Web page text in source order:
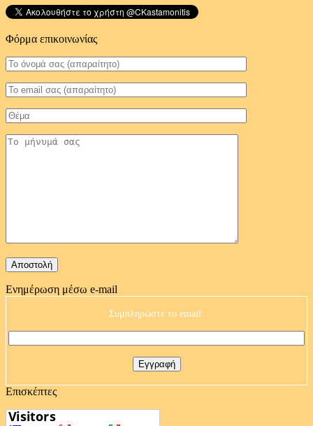
Φόρμα επικοινωνίας
Ενημέρωση μέσω e-mail
Συμπληρώστε το email:
Επισκέπτες